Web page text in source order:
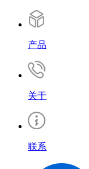
产品
关于
联系